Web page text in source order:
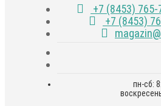
+7 (8453) 765-
+7 (8453)
пн-сб: